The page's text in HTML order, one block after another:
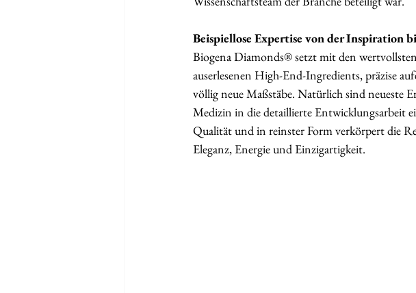
Beispiellose Expertise von der Inspiration
Biogena Diamonds® setzt mit den
auserlesenen High-End-Ingredients, präzise
völlig neue Maßstäbe. Natürlich sind neueste
Medizin in die detaillierte Entwicklungsarbeit
Qualität und in reinster Form verkörpert die
Eleganz, Energie und Einzigartigkeit.